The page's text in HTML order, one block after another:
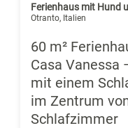
Ferienhaus mit Hund
Otranto, Italien
60 m²
Casa Vanessa
mit einem
im Zentrum
Schlafzimmer